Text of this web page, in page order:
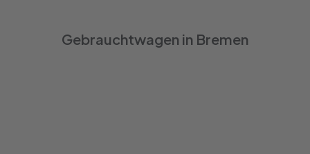
Gebrauchtwagen in Bremen